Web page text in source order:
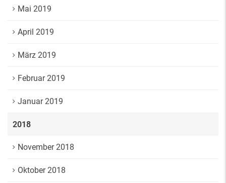
Mai 2019
April 2019
März 2019
Februar 2019
Januar 2019
2018
November 2018
Oktober 2018